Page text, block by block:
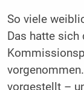
So viele
Das hatte sich
vorgestellt –